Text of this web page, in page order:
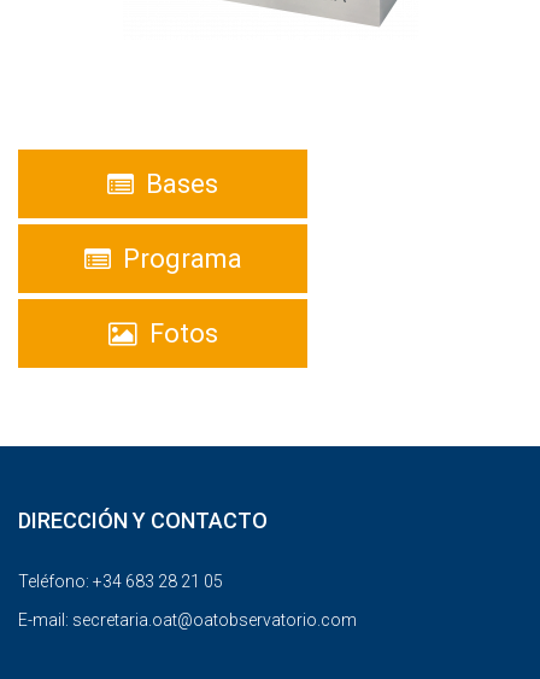
Bases
Programa
Fotos
DIRECCIÓN Y CONTACTO
Teléfono: +34 683 28 21 05
E-mail: secretaria.oat@oatobservatorio.com